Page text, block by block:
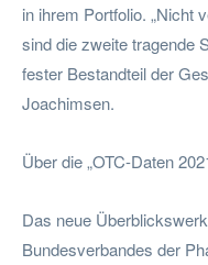
in ihrem Portfolio. „Nicht
sind die zweite tragende
fester Bestandteil der
Joachimsen.
Über die „OTC-Daten
Das neue
Bundesverbandes der